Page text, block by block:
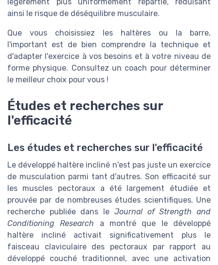
ainsi le risque de déséquilibre musculaire.
Que vous choisissiez les haltères ou la barre,
l'important est de bien comprendre la technique et
d'adapter l'exercice à vos besoins et à votre niveau de
forme physique. Consultez un coach pour déterminer
le meilleur choix pour vous !
Études et recherches sur
l'efficacité
Les études et recherches sur l'efficacité
Le développé haltère incliné n'est pas juste un exercice
de musculation parmi tant d'autres. Son efficacité sur
les muscles pectoraux a été largement étudiée et
prouvée par de nombreuses études scientifiques. Une
recherche publiée dans le Journal of Strength and
Conditioning Research a montré que le développé
haltère incliné activait significativement plus le
faisceau claviculaire des pectoraux par rapport au
développé couché traditionnel, avec une activation